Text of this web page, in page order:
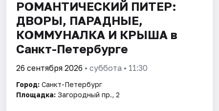
РОМАНТИЧЕСКИЙ ПИТЕР:
ДВОРЫ, ПАРАДНЫЕ,
КОММУНАЛКА И КРЫША в
Санкт-Петербурге
26 сентября 2026 • суббота • 11:30
Город: Санкт-Петербург
Площадка: Загородный пр., 2